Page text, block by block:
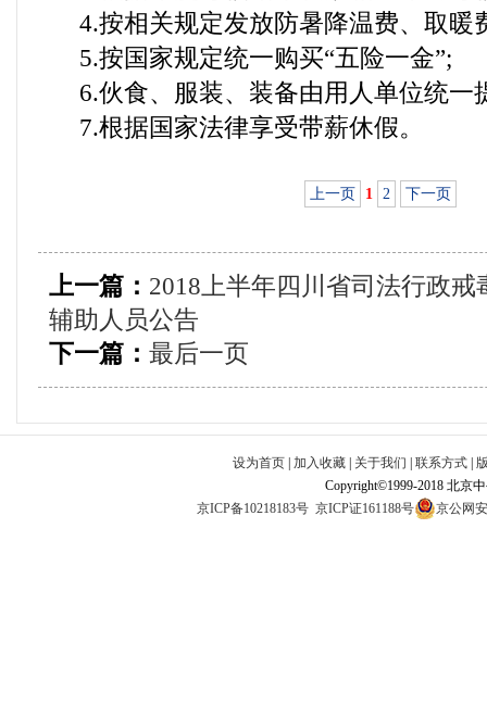
4.按相关规定发放防暑降温费、取暖
5.按国家规定统一购买“五险一金”;
6.伙食、服装、装备由用人单位统一
7.根据国家法律享受带薪休假。
上一页 1 2 下一页
上一篇： 2018上半年四川省司法行政
辅助人员公告
下一篇： 最后一页
设为首页 加入收藏 关于我们 联系方式
Copyright©1999-2018 北京
京ICP备10218183号 京ICP证161188号 京公网